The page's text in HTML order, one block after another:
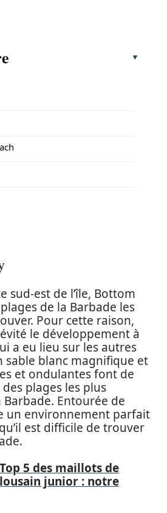
sud-est de l’île, Bottom
de la Barbade les
Pour cette raison,
le développement à
a eu lieu sur les autres
sable blanc magnifique et
et ondulantes font de
des plages les plus
Entourée de
un environnement parfait
est difficile de trouver
Top 5 des maillots de
junior : notre